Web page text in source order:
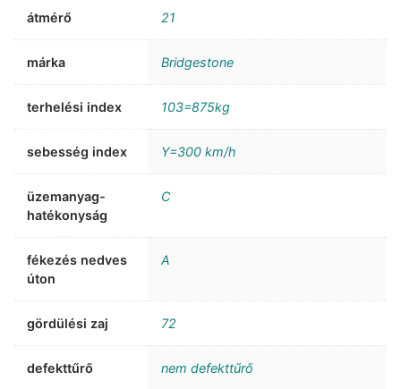
átmérő 21
márka Bridgestone
terhelési index 103=875kg
sebesség index Y=300 km/h
üzemanyag-
hatékonyság
C
fékezés nedves
úton
A
gördülési zaj 72
defekttűrő nem defekttűrő